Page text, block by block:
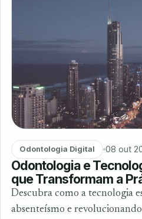
Odontologia Digital 08 out
Odontologia e
que Transformam a
Descubra como a tecnologia
absenteísmo e